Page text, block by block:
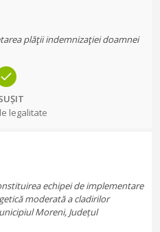
plăţii indemnizaţiei doamnei
legalitate
echipei de implementare
moderată a cladirilor
Moreni, Județul